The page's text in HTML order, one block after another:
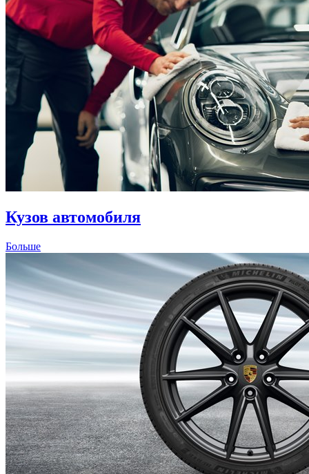
Кузов автомобиля
Больше